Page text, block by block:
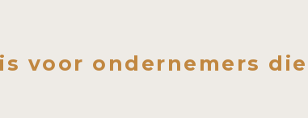
voor ondernemers